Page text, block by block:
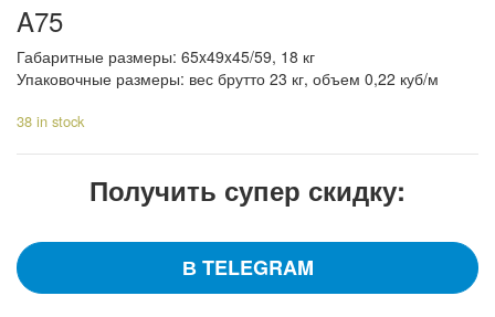
A75
Габаритные размеры: 65x49x45/59, 18 кг
Упаковочные размеры: вес брутто 23 кг, объем 0,22 куб/м
38 in stock
Получить супер скидку:
В TELEGRAM